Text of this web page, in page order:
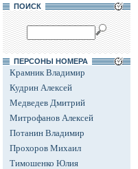
ПОИСК
ПЕРСОНЫ НОМЕРА
Крамник Владимир
Кудрин Алексей
Медведев Дмитрий
Митрофанов Алексей
Потанин Владимир
Прохоров Михаил
Тимошенко Юлия